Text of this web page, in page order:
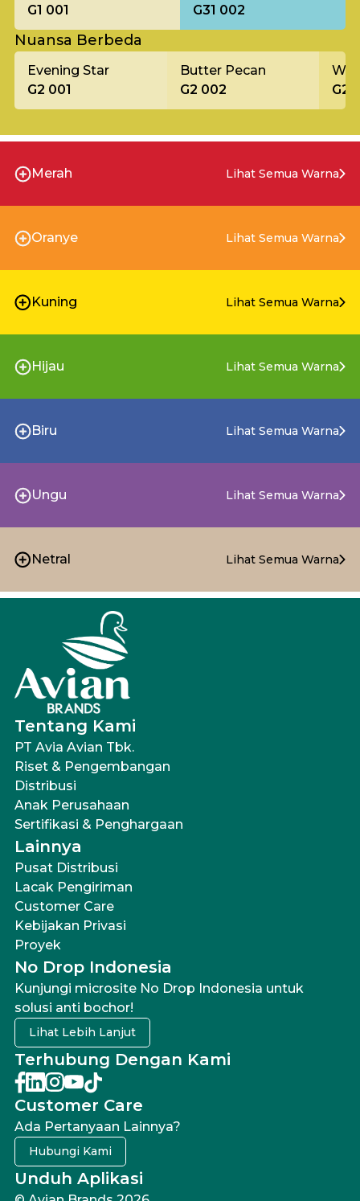
G1 001
G31 002
Nuansa Berbeda
Evening Star
G2 001
Butter Pecan
G2 002
G2
Merah Lihat Semua Warna
Oranye Lihat Semua Warna
Kuning Lihat Semua Warna
Hijau Lihat Semua Warna
Biru Lihat Semua Warna
Ungu Lihat Semua Warna
Netral Lihat Semua Warna
Tentang Kami
PT Avia Avian Tbk.
Riset & Pengembangan
Distribusi
Anak Perusahaan
Sertifikasi & Penghargaan
Lainnya
Pusat Distribusi
Lacak Pengiriman
Customer Care
Kebijakan Privasi
Proyek
No Drop Indonesia
Kunjungi microsite No Drop Indonesia untuk
solusi anti bochor!
Lihat Lebih Lanjut
Terhubung Dengan Kami
Customer Care
Ada Pertanyaan Lainnya?
Hubungi Kami
Unduh Aplikasi